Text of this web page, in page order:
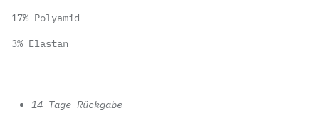
17% Polyamid
3% Elastan
14 Tage Rückgabe